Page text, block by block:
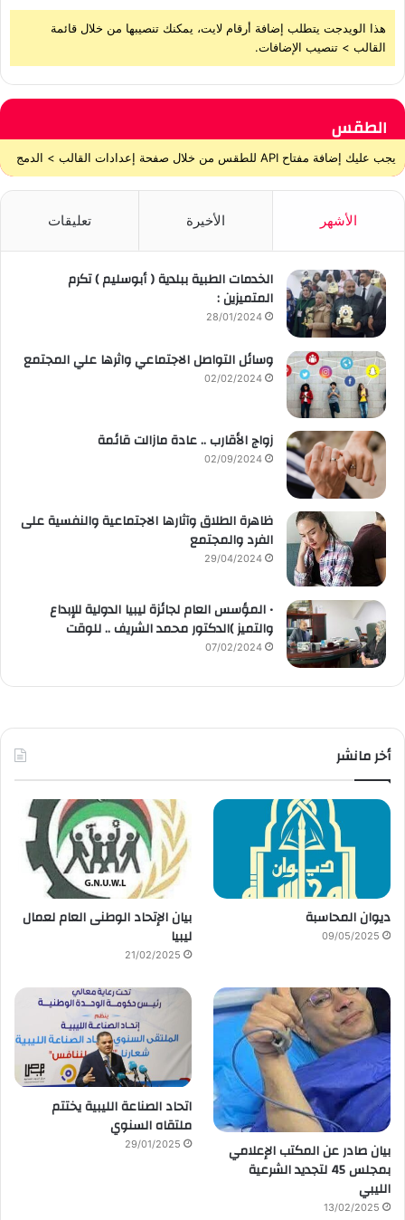
هذا الويدجت يتطلب إضافة أرقام لايت، يمكنك تنصيبها من خلال قائمة
القالب > تنصيب الإضافات.
الطقس
يجب عليك إضافة مفتاح API للطقس من خلال صفحة إعدادات القالب > الدمج
الأشهر الأخيرة تعليقات
الخدمات الطبية ببلدية ( أبوسليم ) تكرم
المتميزين :
28/01/2024
وسائل التواصل الاجتماعي واثرها علي المجتمع
02/02/2024
زواج الأقارب .. عادة مازالت قائمة
02/09/2024
ظاهرة الطلاق وآثارها الاجتماعية والنفسية على
الفرد والمجتمع
29/04/2024
• المؤسس العام لجائزة ليبيا الدولية للإبداع
والتميز )الدكتور محمد الشريف .. للوقت
07/02/2024
أخر مانشر
ديوان المحاسبة
09/05/2025
بيان الإتحاد الوطنى العام لعمال
ليبيا
21/02/2025
بيان صادر عن المكتب الإعلامي
بمجلس 45 لتجديد الشرعية
الليبي
13/02/2025
اتحاد الصناعة الليبية يختتم
ملتقاه السنوي
29/01/2025